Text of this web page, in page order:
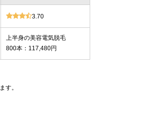
3.70
上半身の美容電気脱毛
800本：117,480円
す。